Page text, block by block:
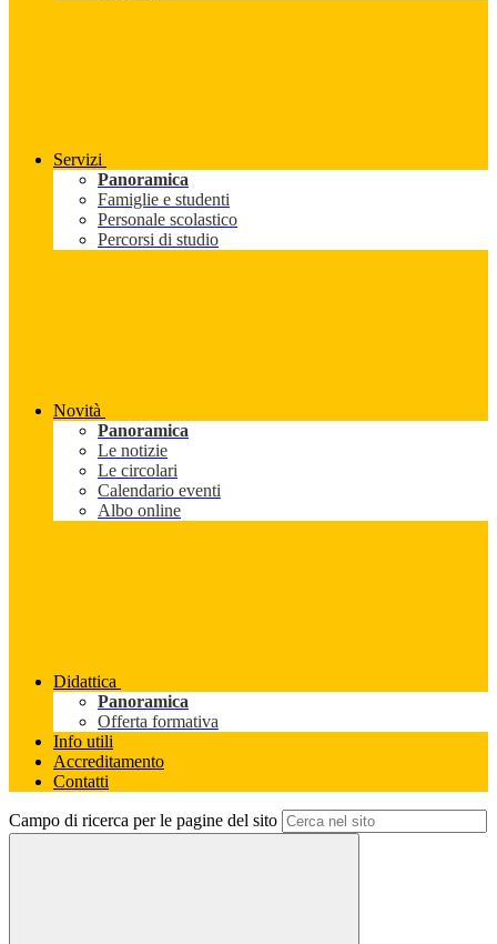
Servizi
Panoramica
Famiglie e studenti
Personale scolastico
Percorsi di studio
Novità
Panoramica
Le notizie
Le circolari
Calendario eventi
Albo online
Didattica
Panoramica
Offerta formativa
Info utili
Accreditamento
Contatti
Campo di ricerca per le pagine del sito